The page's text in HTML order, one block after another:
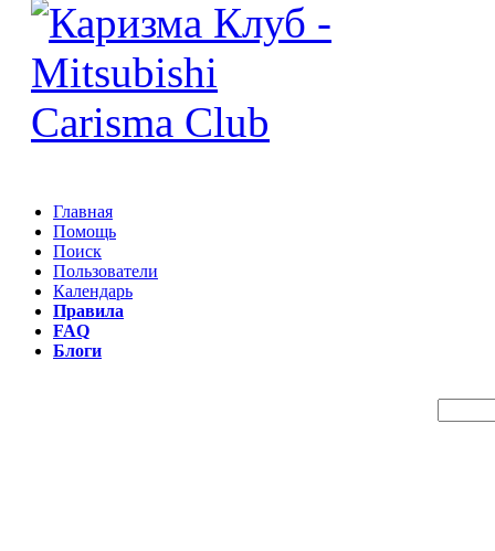
Главная
Помощь
Поиск
Пользователи
Календарь
Правила
FAQ
Блоги